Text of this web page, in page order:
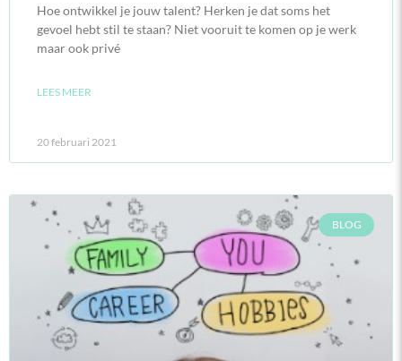
Hoe ontwikkel je jouw talent? Herken je dat soms het
gevoel hebt stil te staan? Niet vooruit te komen op je werk
maar ook privé
LEES MEER
20 februari 2021
BLOG